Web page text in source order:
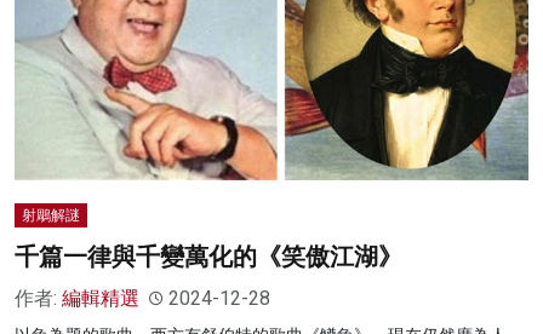
射鵰解謎
千篇一律與千變萬化的《笑傲江湖》
作者: 編輯精選 2024-12-28